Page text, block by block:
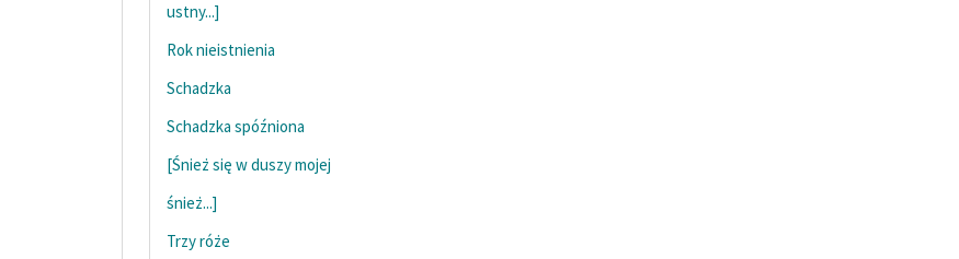
ustny...]
Rok nieistnienia
Schadzka
Schadzka spóźniona
[Śnież się w duszy mojej
śnież...]
Trzy róże